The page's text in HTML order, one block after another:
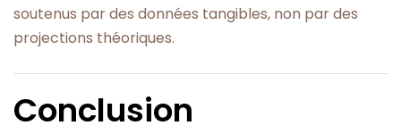
soutenus par des données tangibles, non par des
projections théoriques.
Conclusion